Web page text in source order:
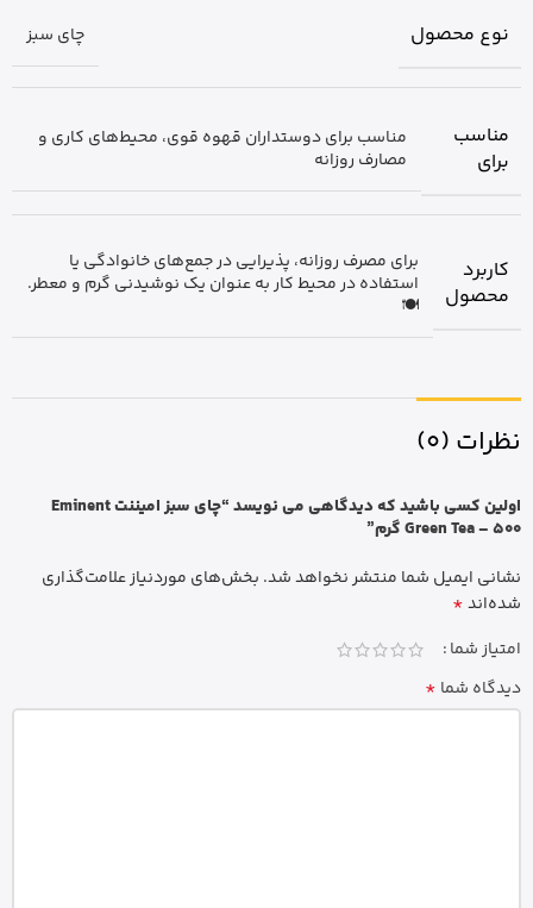
نوع محصول چای سبز
مناسب
برای
مناسب برای دوستداران قهوه قوی، محیط‌های کاری و
مصارف روزانه
کاربرد
محصول
برای مصرف روزانه، پذیرایی در جمع‌های خانوادگی یا
استفاده در محیط کار به عنوان یک نوشیدنی گرم و معطر.
🍽️
نظرات (0)
اولین کسی باشید که دیدگاهی می نویسد “چای سبز امیننت Eminent
Green Tea – 500 گرم”
نشانی ایمیل شما منتشر نخواهد شد. بخش‌های موردنیاز علامت‌گذاری
شده‌اند*
امتیاز شما
دیدگاه شما *